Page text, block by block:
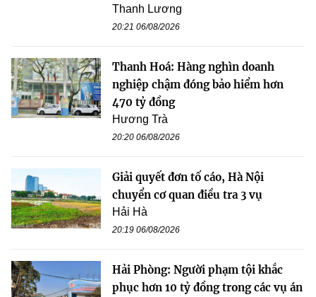
Thanh Lương
20:21 06/08/2026
Thanh Hoá: Hàng nghìn doanh
nghiệp chậm đóng bảo hiểm hơn
470 tỷ đồng
Hương Trà
20:20 06/08/2026
Giải quyết đơn tố cáo, Hà Nội
chuyển cơ quan điều tra 3 vụ
Hải Hà
20:19 06/08/2026
Hải Phòng: Người phạm tội khắc
phục hơn 10 tỷ đồng trong các vụ án